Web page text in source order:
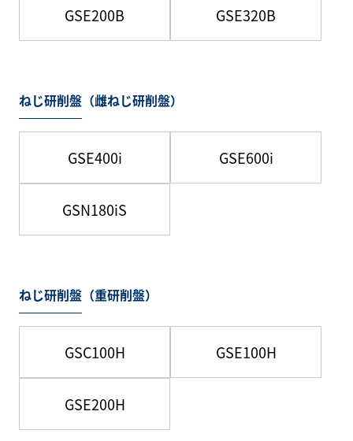
GSE200B GSE320B
ねじ研削盤（雌ねじ研削盤）
GSE400i GSE600i
GSN180iS
ねじ研削盤（重研削盤）
GSC100H GSE100H
GSE200H